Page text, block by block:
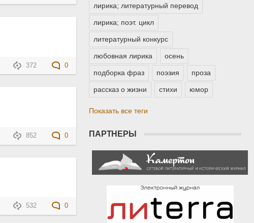
372 0
852 0
532 0
лирика; литературный перевод
лирика; поэт. цикл
литературный конкурс
любовная лирика осень
подборка фраз поэзия проза
рассказ о жизни стихи юмор
Показать все теги
ПАРТНЕРЫ